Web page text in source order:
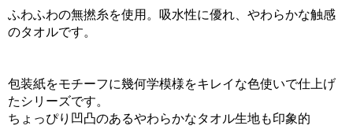
ふわふわの無撚糸を使用。吸水性に優れ、やわらかな触感
のタオルです。
包装紙をモチーフに幾何学模様をキレイな色使いで仕上げ
たシリーズです。
ちょっぴり凹凸のあるやわらかなタオル生地も印象的